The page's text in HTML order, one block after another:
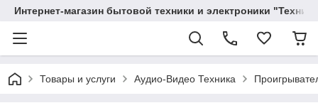
Интернет-магазин бытовой техники и электроники
Товары и услуги Аудио-Видео Техника